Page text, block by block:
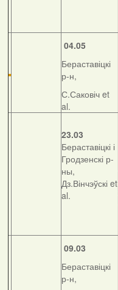
04.05
Бераставіцкі
р-н,
С.Саковіч et
al.
23.03
Бераставіцкі і
Гродзенскі р-
ны,
Дз.Вінчэўскі et
al.
09.03
Бераставіцкі
р-н,